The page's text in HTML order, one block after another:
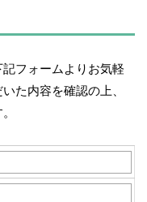
フォームよりお気軽
た内容を確認の上、